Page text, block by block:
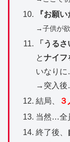
『お願
→子供が
「うる
とナイフ
いなり
→突入後
結局、
当然…全
終了後、